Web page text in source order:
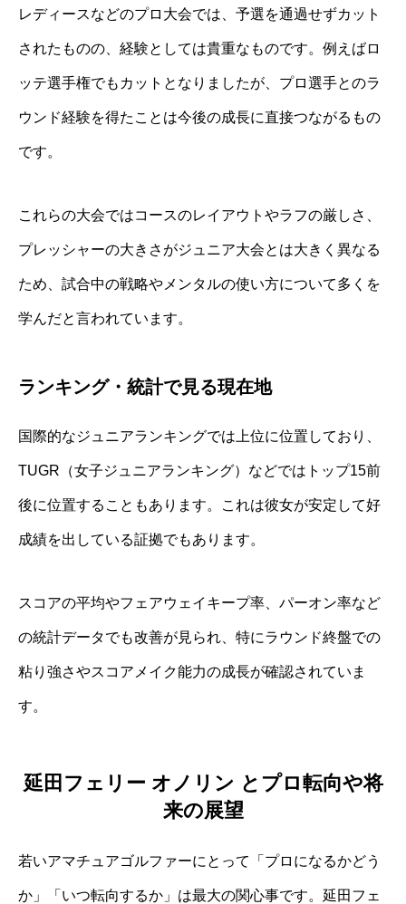
レディースなどのプロ大会では、予選を通過せずカット
されたものの、経験としては貴重なものです。例えばロ
ッテ選手権でもカットとなりましたが、プロ選手とのラ
ウンド経験を得たことは今後の成長に直接つながるもの
です。
これらの大会ではコースのレイアウトやラフの厳しさ、
プレッシャーの大きさがジュニア大会とは大きく異なる
ため、試合中の戦略やメンタルの使い方について多くを
学んだと言われています。
ランキング・統計で見る現在地
国際的なジュニアランキングでは上位に位置しており、
TUGR（女子ジュニアランキング）などではトップ15前
後に位置することもあります。これは彼女が安定して好
成績を出している証拠でもあります。
スコアの平均やフェアウェイキープ率、パーオン率など
の統計データでも改善が見られ、特にラウンド終盤での
粘り強さやスコアメイク能力の成長が確認されていま
す。
延田フェリー オノリン とプロ転向や将
来の展望
若いアマチュアゴルファーにとって「プロになるかどう
か」「いつ転向するか」は最大の関心事です。延田フェ